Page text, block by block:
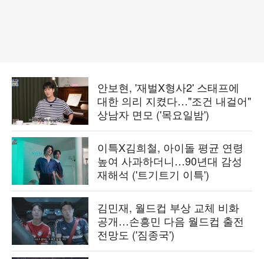
안보현, '재벌X형사2' 스태프에
대한 의리 지켰다…"조건 내걸어"
상남자 면모 ('목요일밤')
이특X김희철, 아이돌 평균 연령
높여 사과하더니…90년대 감성
재해석 ('트기트기 이특')
김민재, 월드컵 부상 교체 비화
공개…손흥민 다음 월드컵 출전
전망도 ('짐종국')